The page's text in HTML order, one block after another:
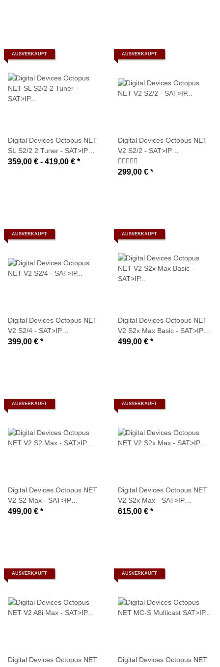
AUSVERKAUFT
Digital Devices Octopus NET
SL S2/2 2 Tuner - SAT>IP
Netzwerktuner DVB-S/S2
359,00 € - 419,00 € *
AUSVERKAUFT
Digital Devices Octopus NET
V2 S2/2 - SAT>IP
Netzwerktuner (2x DVB-S2
Tuner + Twin-CI
299,00 € *
AUSVERKAUFT
Digital Devices Octopus NET
V2 S2/4 - SAT>IP
Netzwerktuner (4x DVB-S2
399,00 € *
AUSVERKAUFT
Digital Devices Octopus NET
V2 S2x Max Basic - SAT>IP
Netzwerktuner (8x DVB-S2x
499,00 € *
AUSVERKAUFT
Digital Devices Octopus NET
V2 S2 Max - SAT>IP
Netzwerktuner (8x DVB-S2
499,00 € *
AUSVERKAUFT
Digital Devices Octopus NET
V2 S2x Max - SAT>IP
Netzwerktuner (8x DVB-S2x
615,00 € *
AUSVERKAUFT
Digital Devices Octopus NET
AUSVERKAUFT
Digital Devices Octopus NET